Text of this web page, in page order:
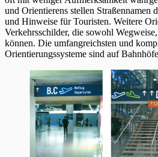
und Orientierens stellen Straßennamen
und Hinweise für Touristen. Weitere
Verkehrsschilder, die sowohl
können. Die umfangreichsten und
Orientierungssysteme sind auf